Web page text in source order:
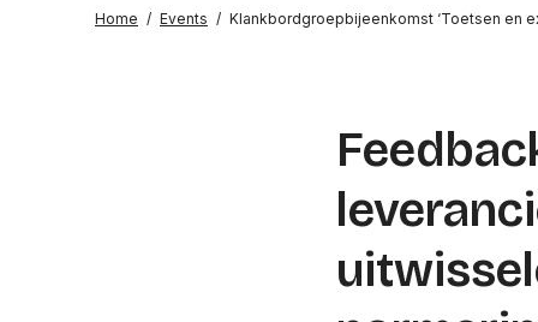
Home / Events / Klankbordgroepbijeenkomst ‘Toetsen en